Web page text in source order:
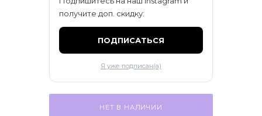
получите доп. скидку:
ПОДПИСАТЬСЯ
Я уже подписан(а)
НЕТ В НАЛИЧИИ